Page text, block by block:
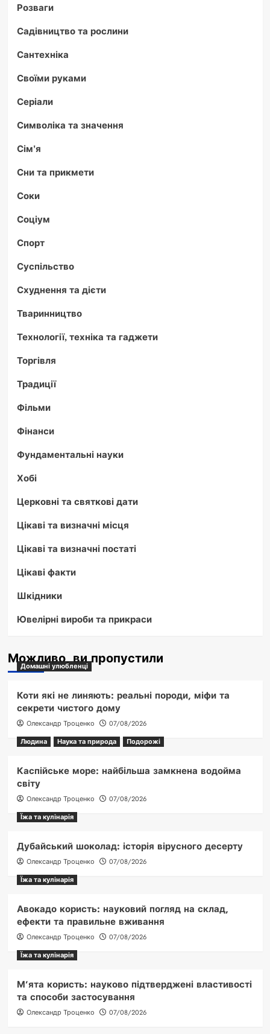
Розваги
Садівництво та рослини
Сантехніка
Своїми руками
Серіали
Символіка та значення
Сім'я
Сни та прикмети
Соки
Соціум
Спорт
Суспільство
Схуднення та дієти
Тваринництво
Технології, техніка та гаджети
Торгівля
Традиції
Фільми
Фінанси
Фундаментальні науки
Хобі
Церковні та святкові дати
Цікаві та визначні місця
Цікаві та визначні постаті
Цікаві факти
Шкідники
Ювелірні вироби та прикраси
Можливо, ви пропустили
Домашні улюбленці
Коти які не линяють: реальні породи, міфи та
секрети чистого дому
Олександр Троценко
07/08/2026
Людина
Наука та природа Подорожі
Каспійське море: найбільша замкнена водойма
світу
Олександр Троценко
07/08/2026
Їжа та кулінарія
Дубайський шоколад: історія вірусного десерту
Олександр Троценко
07/08/2026
Їжа та кулінарія
Авокадо користь: науковий погляд на склад,
ефекти та правильне вживання
Олександр Троценко
07/08/2026
Їжа та кулінарія
М’ята користь: науково підтверджені властивості
та способи застосування
Олександр Троценко 07/08/2026